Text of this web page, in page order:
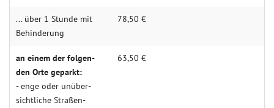
... über 1 Stunde mit
Behin­­derung
78,50 €
an einem der folgen­­
den Orte geparkt:
- enge oder unüber­­
sichtliche Straßen­­­
63,50 €